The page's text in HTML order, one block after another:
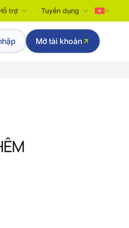
trợ Tuyển dụng
Tiếng Việt
English
Mở tài khoản